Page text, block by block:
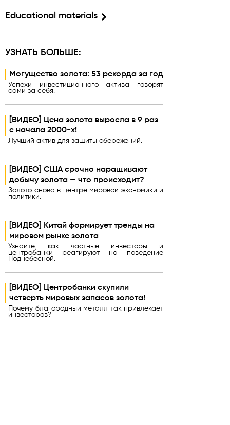
УЗНАТЬ БОЛЬШЕ:
Могущество золота: 53 рекорда за год
Успехи инвестиционного актива говорят
сами за себя.
[ВИДЕО] Цена золота выросла в 9 раз
с начала 2000-х!
Лучший актив для защиты сбережений.
[ВИДЕО] США срочно наращивают
добычу золота — что происходит?
Золото снова в центре мировой экономики и
политики.
[ВИДЕО] Китай формирует тренды на
мировом рынке золота
Узнайте, как частные инвесторы и
центробанки реагируют на поведение
Поднебесной.
[ВИДЕО] Центробанки скупили
четверть мировых запасов золота!
Почему благородный металл так привлекает
инвесторов?
Educational materials